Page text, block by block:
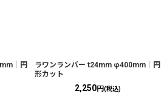
｜円
ラワンランバー t24mm φ400mm｜円
形カット
2,250円(税込)